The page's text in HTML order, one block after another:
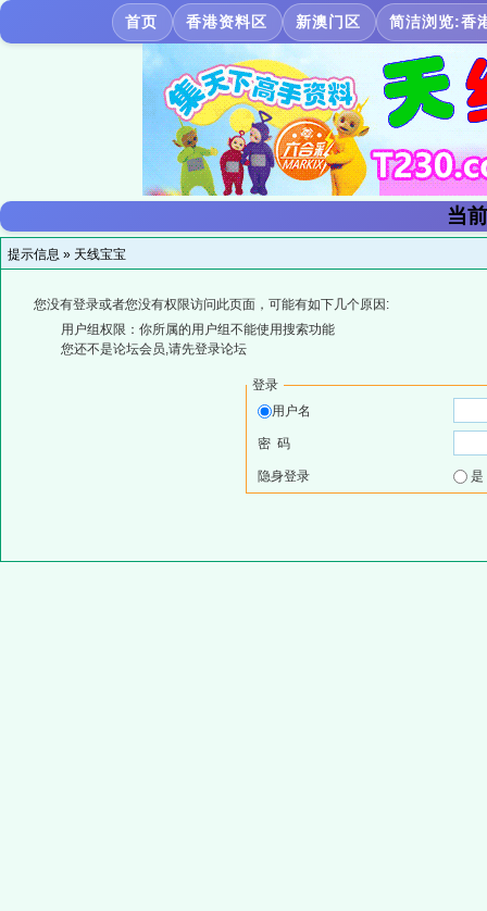
首页 香港资料区 新澳门区 简洁浏览:香
当
提示信息 » 天线宝宝
您没有登录或者您没有权限访问此页面，可能有如下几个原因:
用户组权限：你所属的用户组不能使用搜索功能
您还不是论坛会员,请先登录论坛
登录
用户名
密 码
隐身登录